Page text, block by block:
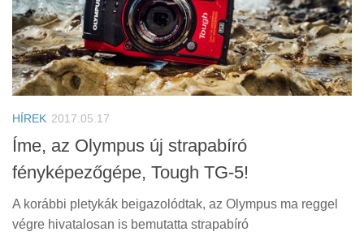
HÍREK 2017.05.17
Íme, az Olympus új strapabíró
fényképezőgépe, Tough TG-5!
A korábbi pletykák beigazolódtak, az Olympus ma reggel
végre hivatalosan is bemutatta strapabíró